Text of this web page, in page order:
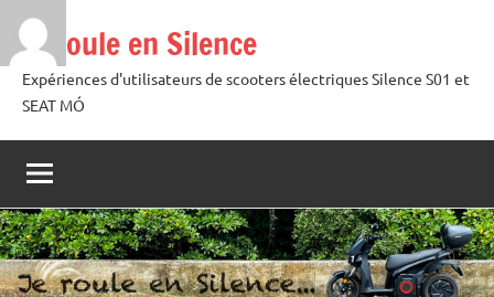
Aller
contenu
Je roule en Silence
Expériences d'utilisateurs de scooters électriques Silence S01 et
SEAT MÓ